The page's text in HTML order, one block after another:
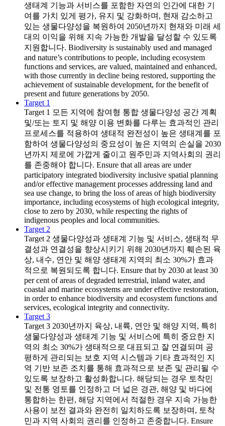
생태계 기능과 서비스를 포함한 자연의 인간에 대한 기
여를 가치 있게 평가, 유지 및 강화하며, 현재 감소하고
있는 생물다양성을 복원하여 2050년까지 현재와 미래 세
대의 이익을 위해 지속 가능한 개발을 달성할 수 있도록
지원합니다. Biodiversity is sustainably used and managed
and nature’s contributions to people, including ecosystem
functions and services, are valued, maintained and enhanced,
with those currently in decline being restored, supporting the
achievement of sustainable development, for the benefit of
present and future generations by 2050.
Target 1
Target 1 모든 지역에 참여형 통합 생물다양성 공간 계획
및/또는 토지 및 해양 이용 변화를 다루는 효과적인 관리
프로세스를 적용하여 생태적 완전성이 높은 생태계를 포
함하여 생물다양성의 중요성이 높은 지역의 손실을 2030
년까지 제로에 가깝게 줄이고 원주민과 지역사회의 권리
를 존중해야 합니다. Ensure that all areas are under
participatory integrated biodiversity inclusive spatial planning
and/or effective management processes addressing land and
sea use change, to bring the loss of areas of high biodiversity
importance, including ecosystems of high ecological integrity,
close to zero by 2030, while respecting the rights of
indigenous peoples and local communities.
Target 2
Target 2 생물다양성과 생태계 기능 및 서비스, 생태적 무
결성과 연결성을 향상시키기 위해 2030년까지 훼손된 육
상, 내수, 연안 및 해양 생태계 지역의 최소 30%가 효과
적으로 복원되도록 합니다. Ensure that by 2030 at least 30
per cent of areas of degraded terrestrial, inland water, and
coastal and marine ecosystems are under effective restoration,
in order to enhance biodiversity and ecosystem functions and
services, ecological integrity and connectivity.
Target 3
Target 3 2030년까지 육상, 내륙, 연안 및 해양 지역, 특히
생물다양성과 생태계 기능 및 서비스에 특히 중요한 지
역의 최소 30%가 생태적으로 대표되고 잘 연결되며 공
평하게 관리되는 보호 지역 시스템과 기타 효과적인 지
역 기반 보존 조치를 통해 효과적으로 보존 및 관리될 수
있도록 보장하고 활성화합니다. 해당되는 경우 토착민
및 전통 영토를 인정하고 더 넓은 경관, 해양 및 바다에
통합하는 한편, 해당 지역에서 적절한 경우 지속 가능한
사용이 보전 결과와 완전히 일치하도록 보장하며, 토착
민과 지역 사회의 권리를 인정하고 존중합니다. Ensure